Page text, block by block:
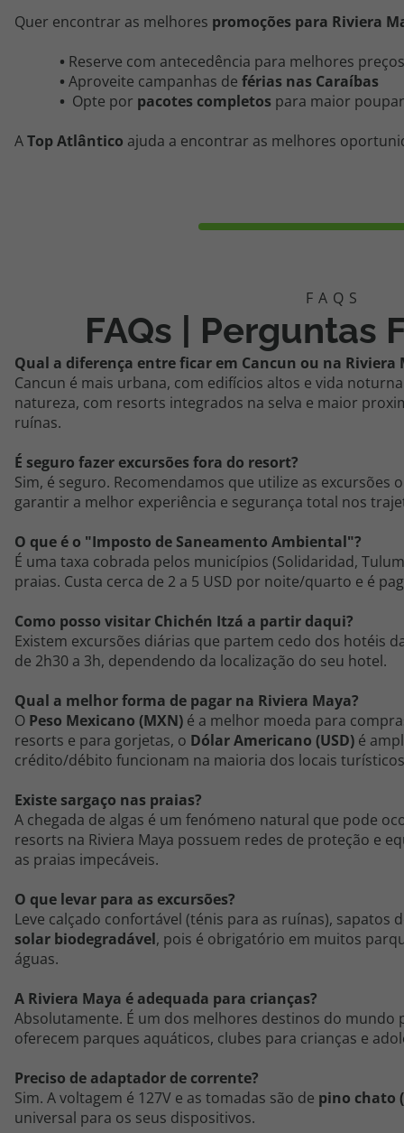
Quer encontrar as melhores promoções para Riviera
• Reserve com antecedência para melhores preços
• Aproveite campanhas de férias nas Caraíbas
• Opte por pacotes completos para maior
ATop Atlântico ajuda a encontrar as melhores
FAQs | Perguntas
Qual a diferença entre ficar em Cancun ou na Riviera
Cancun é mais urbana, com edifícios altos e vida
natureza, com resorts integrados na selva e maior
ruínas.
É seguro fazer excursões fora do resort?
Sim, é seguro. Recomendamos que utilize as excursões
garantir a melhor experiência e segurança total nos
O que é o "Imposto de Saneamento Ambiental"?
É uma taxa cobrada pelos municípios (Solidaridad,
praias. Custa cerca de 2 a 5 USD por noite/quarto e é
Como posso visitar Chichén Itzá a partir daqui?
Existem excursões diárias que partem cedo dos hotéis
de 2h30 a 3h, dependendo da localização do seu hotel.
Qual a melhor forma de pagar na Riviera Maya?
O Peso Mexicano (MXN) é a melhor moeda para
resorts e para gorjetas, o Dólar Americano (USD) é
crédito/débito funcionam na maioria dos locais
Existe sargaço nas praias?
A chegada de algas é um fenómeno natural que pode
resorts na Riviera Maya possuem redes de proteção e
as praias impecáveis.
O que levar para as excursões?
Leve calçado confortável (ténis para as ruínas), sapatos
solar biodegradável, pois é obrigatório em muitos
águas.
A Riviera Maya é adequada para crianças?
Absolutamente. É um dos melhores destinos do mundo
oferecem parques aquáticos, clubes para crianças e
Preciso de adaptador de corrente?
Sim. A voltagem é 127V e as tomadas são de pino chato
universal para os seus dispositivos.